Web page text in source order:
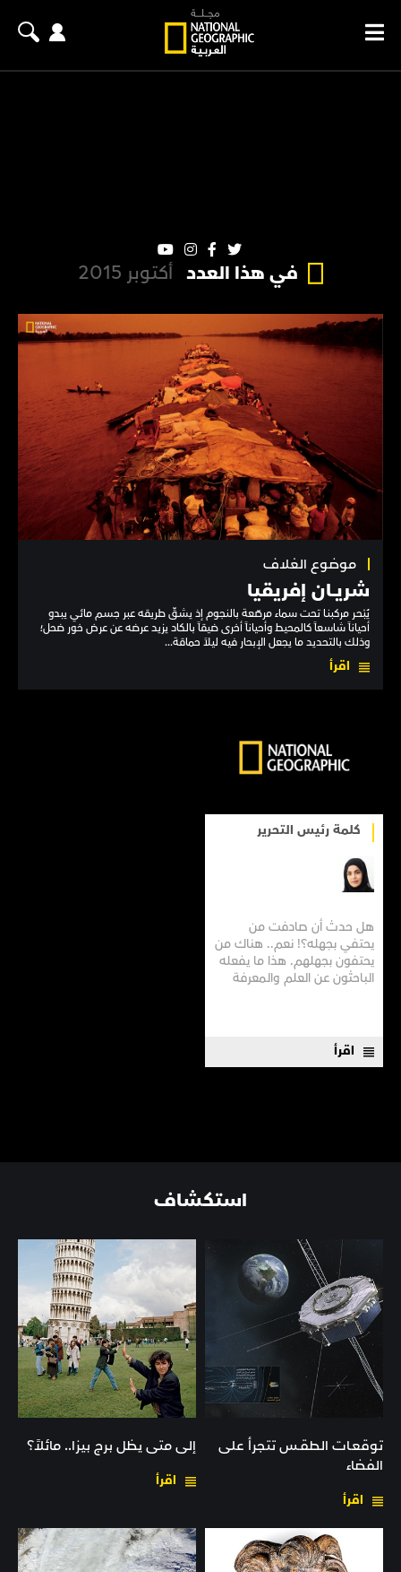
في هذا العدد أكتوبر 2015
موضوع الغلاف
شريــان إفريقيا
يُبْحـر مركبنـا تحت سماء مرصّعة بالنجوم إذ يشقّ طريقه عبر جسم مائي يبدو
أحياناً شاسعاً كالمحيط وأحياناً أخرى ضيقاً بالكاد يزيد عرضه عن عرض خور ضحل؛
وذلك بالتحديد ما يجعل الإبحار فيه ليلاً حماقة...
اقرأ
كلمة رئيس التحرير
هل حدث أن صادفت من
يحتفي بجهله؟! نعم.. هناك من
يحتفون بجهلهم. هذا ما يفعله
الباحثون عن العلم والمعرفة
إزاء عظمة الكون. ذلك ما فعله
العلماء الذين اجتمعوا داخل
اقرأ
استكشاف
توقعـات الطقـس تتجرأ على
الفضاء
اقرأ
إلى متى يظل برج بيزا.. مائلاً؟
اقرأ